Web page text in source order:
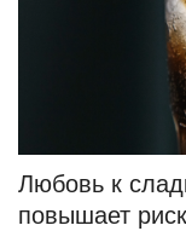
Любовь к
повышает